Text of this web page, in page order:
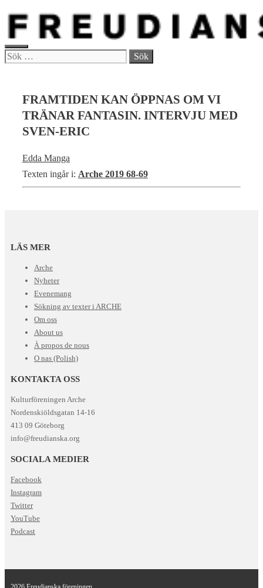
Hoppa
innehåll
MENY
Sök
FRAMTIDEN KAN ÖPPNAS OM VI
TRÄNAR FANTASIN. INTERVJU MED
SVEN-ERIC
Edda Manga
Texten ingår i: Arche 2019 68-69
LÄS MER
Arche
Nyheter
Evenemang
Sökning av texter i ARCHE
Om oss
About us
À propos de nous
O nas (Polish)
KONTAKTA OSS
Kulturföreningen Arche
Nordenskiöldsgatan 14-16
413 09 Göteborg
info@freudianska.org
SOCIALA MEDIER
Facebook
Instagram
Twitter
YouTube
Podcast